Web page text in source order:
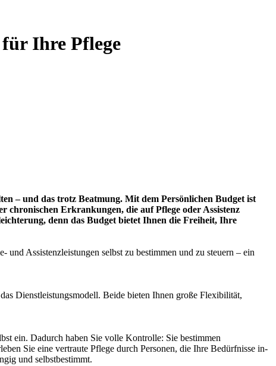
Ihre Pflege
– und das trotz Beatmung. Mit dem Persönlichen Budget ist
chronischen Erkrankungen, die auf Pflege oder Assistenz
denn das Budget bietet Ihnen die Freiheit, Ihre
Assistenzleistungen selbst zu bestimmen und zu steuern – ein
Dienstleistungsmodell. Beide bieten Ihnen große Flexibilität,
ein. Dadurch haben Sie volle Kontrolle: Sie bestimmen
Sie eine vertraute Pflege durch Personen, die Ihre Bedürfnisse in-
und selbstbestimmt.